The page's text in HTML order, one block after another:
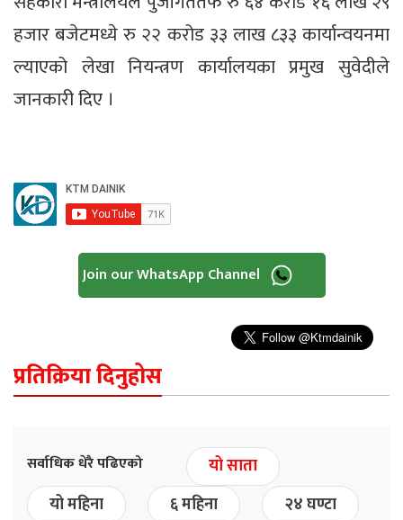
हजार बजेटमध्ये रु २२ करोड ३३ लाख ८३३ कार्यान्वयनमा
ल्याएको लेखा नियन्त्रण कार्यालयका प्रमुख सुवेदीले
जानकारी दिए ।
Join our WhatsApp Channel
प्रतिक्रिया दिनुहोस
सर्वाधिक धेरै पढिएको
यो साता
यो महिना
६ महिना २४ घण्टा